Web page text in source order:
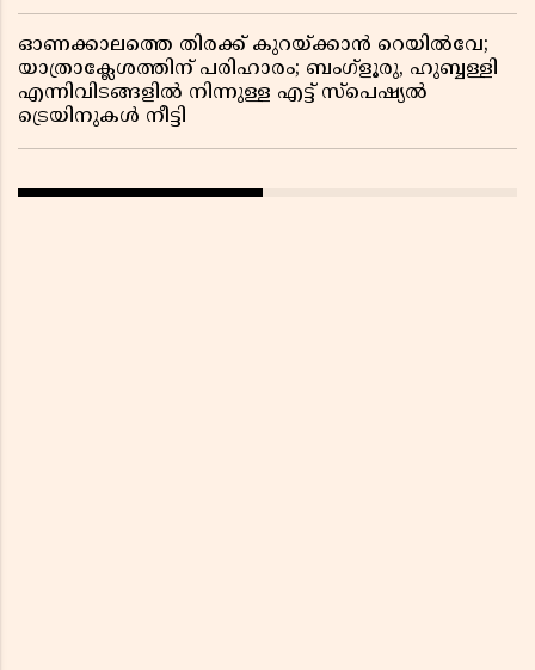
ഓണക്കാലത്തെ തിരക്ക് കുറയ്ക്കാൻ റെയിൽവേ;
യാത്രാക്ലേശത്തിന് പരിഹാരം; ബംഗ്ളൂരു, ഹുബ്ബള്ളി
എന്നിവിടങ്ങളിൽ നിന്നുള്ള എട്ട് സ്പെഷ്യൽ
ട്രെയിനുകൾ നീട്ടി